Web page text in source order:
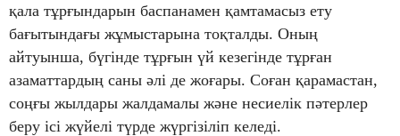
қала тұрғындарын баспанамен қамтамасыз ету
бағытындағы жұмыстарына тоқталды. Оның
айтуынша, бүгінде тұрғын үй кезегінде тұрған
азаматтардың саны әлі де жоғары. Соған қарамастан,
соңғы жылдары жалдамалы және несиелік пәтерлер
беру ісі жүйелі түрде жүргізіліп келеді.